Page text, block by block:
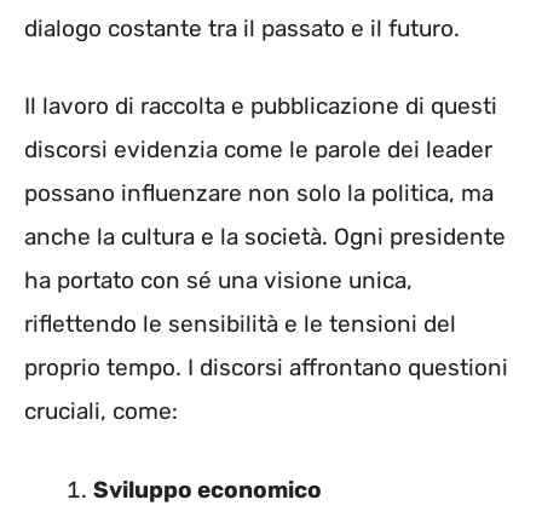
dialogo costante tra il passato e il futuro.
Il lavoro di raccolta e pubblicazione di questi
discorsi evidenzia come le parole dei leader
possano influenzare non solo la politica, ma
anche la cultura e la società. Ogni presidente
ha portato con sé una visione unica,
riflettendo le sensibilità e le tensioni del
proprio tempo. I discorsi affrontano questioni
cruciali, come:
Sviluppo economico